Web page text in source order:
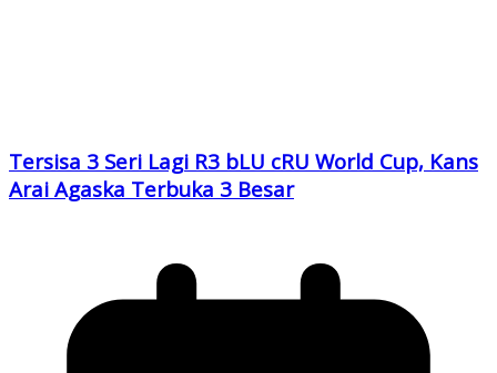
Tersisa 3 Seri Lagi R3 bLU cRU World Cup, Kans
Arai Agaska Terbuka 3 Besar